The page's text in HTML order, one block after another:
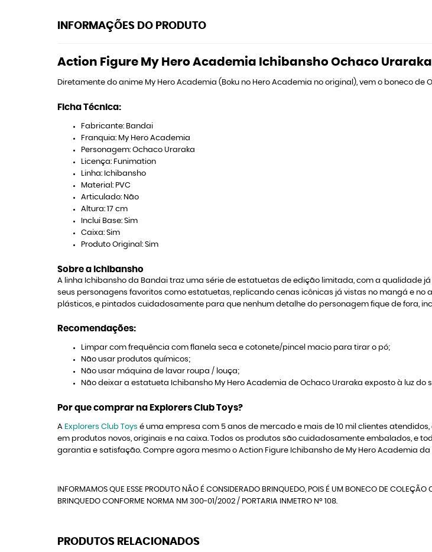
INFORMAÇÕES DO PRODUTO
Action Figure My Hero Academia Ichibansho Ochaco
Diretamente do anime My Hero Academia (Boku no Hero Academia no original), vem o boneco
Ficha Técnica:
Fabricante: Bandai
Franquia: My Hero Academia
Personagem: Ochaco Uraraka
Licença: Funimation
Linha: Ichibansho
Material: PVC
Articulado: Não
Altura: 17 cm
Inclui Base: Sim
Caixa: Sim
Produto Original: Sim
Sobre a Ichibansho
A linha Ichibansho da Bandai traz uma série de estatuetas de edição limitada, com a qualidade
seus personagens favoritos como estatuetas, replicando cenas icônicas já vistas no mangá e no
plásticos, e pintados cuidadosamente para que nenhum detalhe do personagem fique de fora,
Recomendações:
Limpar com frequência com flanela seca e cotonete/pincel macio para tirar o pó;
Não usar produtos químicos;
Não usar máquina de lavar roupa / louça;
Não deixar a estatueta Ichibansho My Hero Academia de Ochaco Uraraka exposto à luz do
Por que comprar na Explorers Club Toys?
A Explorers Club Toys é uma empresa com 5 anos de mercado e mais de 10 mil clientes
em produtos novos, originais e na caixa. Todos os produtos são cuidadosamente embalados, e
garantia e satisfação. Compre agora mesmo o Action Figure Ichibansho de My Hero Academia
INFORMAMOS QUE ESSE PRODUTO NÃO É CONSIDERADO BRINQUEDO, POIS É UM BONECO DE
BRINQUEDO CONFORME NORMA NM 300-01/2002 / PORTARIA INMETRO Nº 108.
PRODUTOS RELACIONADOS